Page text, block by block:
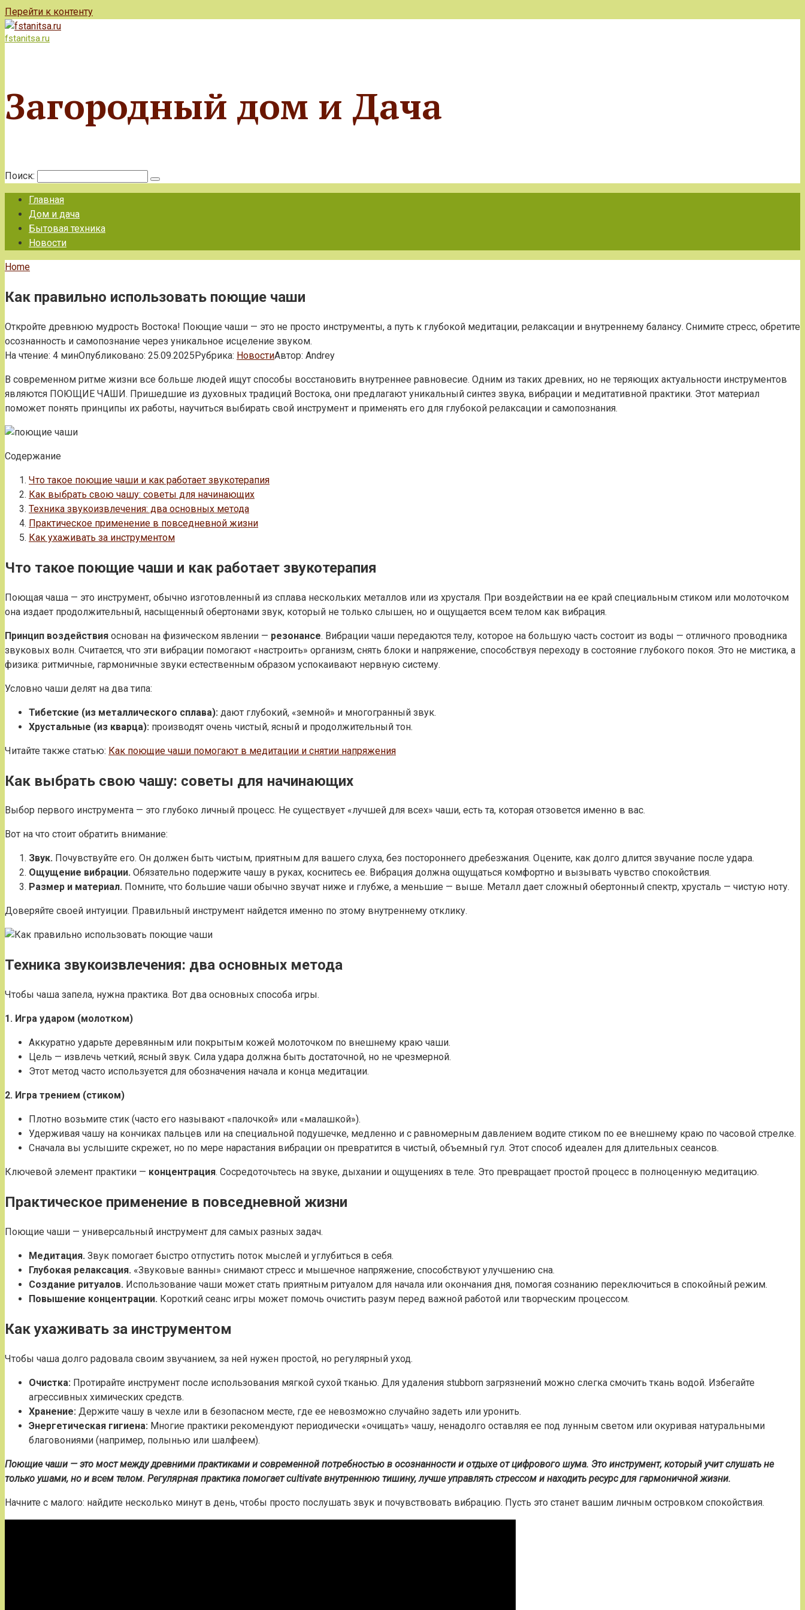
Перейти к контенту
fstanitsa.ru
Загородный дом и Дача
Поиск:
Главная
Дом и дача
Бытовая техника
Новости
Home
Как правильно использовать поющие чаши
Откройте древнюю мудрость Востока! Поющие чаши — это не просто инструменты, а путь к глубокой медитации, релаксации и внутреннему балансу. Снимите стресс, обретите
осознанность и самопознание через уникальное исцеление звуком.
На чтение: 4 минОпубликовано: 25.09.2025Рубрика: НовостиАвтор: Andrey
В современном ритме жизни все больше людей ищут способы восстановить внутреннее равновесие. Одним из таких древних, но не теряющих актуальности инструментов
являются ПОЮЩИЕ ЧАШИ. Пришедшие из духовных традиций Востока, они предлагают уникальный синтез звука, вибрации и медитативной практики. Этот материал
поможет понять принципы их работы, научиться выбирать свой инструмент и применять его для глубокой релаксации и самопознания.
Содержание
Что такое поющие чаши и как работает звукотерапия
Как выбрать свою чашу: советы для начинающих
Техника звукоизвлечения: два основных метода
Практическое применение в повседневной жизни
Как ухаживать за инструментом
Что такое поющие чаши и как работает звукотерапия
Поющая чаша — это инструмент, обычно изготовленный из сплава нескольких металлов или из хрусталя. При воздействии на ее край специальным стиком или молоточком
она издает продолжительный, насыщенный обертонами звук, который не только слышен, но и ощущается всем телом как вибрация.
Принцип воздействия основан на физическом явлении — резонансе. Вибрации чаши передаются телу, которое на большую часть состоит из воды — отличного проводника
звуковых волн. Считается, что эти вибрации помогают «настроить» организм, снять блоки и напряжение, способствуя переходу в состояние глубокого покоя. Это не мистика, а
физика: ритмичные, гармоничные звуки естественным образом успокаивают нервную систему.
Условно чаши делят на два типа:
Тибетские (из металлического сплава): дают глубокий, «земной» и многогранный звук.
Хрустальные (из кварца): производят очень чистый, ясный и продолжительный тон.
Читайте также статью: Как поющие чаши помогают в медитации и снятии напряжения
Как выбрать свою чашу: советы для начинающих
Выбор первого инструмента — это глубоко личный процесс. Не существует «лучшей для всех» чаши, есть та, которая отзовется именно в вас.
Вот на что стоит обратить внимание:
Звук. Почувствуйте его. Он должен быть чистым, приятным для вашего слуха, без постороннего дребезжания. Оцените, как долго длится звучание после удара.
Ощущение вибрации. Обязательно подержите чашу в руках, коснитесь ее. Вибрация должна ощущаться комфортно и вызывать чувство спокойствия.
Размер и материал. Помните, что большие чаши обычно звучат ниже и глубже, а меньшие — выше. Металл дает сложный обертонный спектр, хрусталь — чистую ноту.
Доверяйте своей интуиции. Правильный инструмент найдется именно по этому внутреннему отклику.
Техника звукоизвлечения: два основных метода
Чтобы чаша запела, нужна практика. Вот два основных способа игры.
1. Игра ударом (молотком)
Аккуратно ударьте деревянным или покрытым кожей молоточком по внешнему краю чаши.
Цель — извлечь четкий, ясный звук. Сила удара должна быть достаточной, но не чрезмерной.
Этот метод часто используется для обозначения начала и конца медитации.
2. Игра трением (стиком)
Плотно возьмите стик (часто его называют «палочкой» или «малашкой»).
Удерживая чашу на кончиках пальцев или на специальной подушечке, медленно и с равномерным давлением водите стиком по ее внешнему краю по часовой стрелке.
Сначала вы услышите скрежет, но по мере нарастания вибрации он превратится в чистый, объемный гул. Этот способ идеален для длительных сеансов.
Ключевой элемент практики — концентрация. Сосредоточьтесь на звуке, дыхании и ощущениях в теле. Это превращает простой процесс в полноценную медитацию.
Практическое применение в повседневной жизни
Поющие чаши — универсальный инструмент для самых разных задач.
Медитация. Звук помогает быстро отпустить поток мыслей и углубиться в себя.
Глубокая релаксация. «Звуковые ванны» снимают стресс и мышечное напряжение, способствуют улучшению сна.
Создание ритуалов. Использование чаши может стать приятным ритуалом для начала или окончания дня, помогая сознанию переключиться в спокойный режим.
Повышение концентрации. Короткий сеанс игры может помочь очистить разум перед важной работой или творческим процессом.
Как ухаживать за инструментом
Чтобы чаша долго радовала своим звучанием, за ней нужен простой, но регулярный уход.
Очистка: Протирайте инструмент после использования мягкой сухой тканью. Для удаления stubborn загрязнений можно слегка смочить ткань водой. Избегайте
агрессивных химических средств.
Хранение: Держите чашу в чехле или в безопасном месте, где ее невозможно случайно задеть или уронить.
Энергетическая гигиена: Многие практики рекомендуют периодически «очищать» чашу, ненадолго оставляя ее под лунным светом или окуривая натуральными
благовониями (например, полынью или шалфеем).
Поющие чаши — это мост между древними практиками и современной потребностью в осознанности и отдыхе от цифрового шума. Это инструмент, который учит слушать не
только ушами, но и всем телом. Регулярная практика помогает cultivate внутреннюю тишину, лучше управлять стрессом и находить ресурс для гармоничной жизни.
Начните с малого: найдите несколько минут в день, чтобы просто послушать звук и почувствовать вибрацию. Пусть это станет вашим личным островком спокойствия.